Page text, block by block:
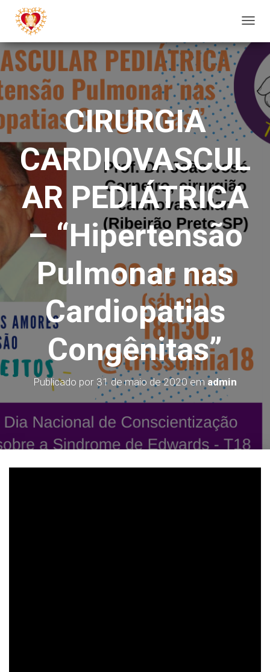
L
A
A
CIRURGIA
CARDIOVASCUL
AR PEDIÁTRICA
– “Hipertensão
Pulmonar nas
Cardiopatias
Congênitas”
Publicado por 31 de maio de 2020em admin